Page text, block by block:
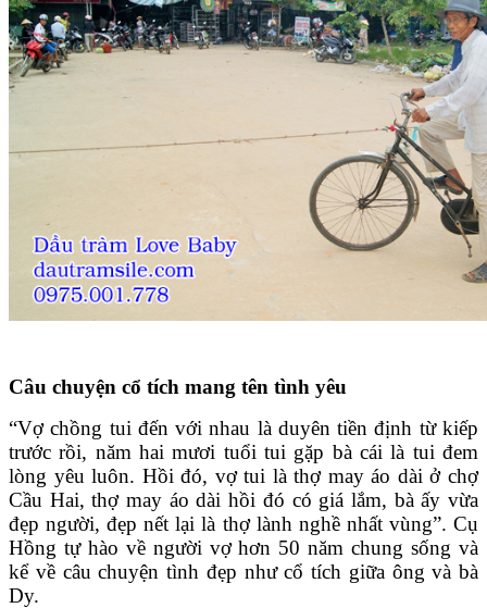
Câu chuyện cổ tích mang tên tình yêu
“Vợ chồng tui đến với nhau là duyên tiền định từ kiếp
trước rồi, năm hai mươi tuổi tui gặp bà cái là tui đem
lòng yêu luôn. Hồi đó, vợ tui là thợ may áo dài ở chợ
Cầu Hai, thợ may áo dài hồi đó có giá lắm, bà ấy vừa
đẹp người, đẹp nết lại là thợ lành nghề nhất vùng”. Cụ
Hồng tự hào về người vợ hơn 50 năm chung sống và
kể về câu chuyện tình đẹp như cổ tích giữa ông và bà
Dy.